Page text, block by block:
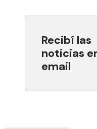
Recibí las
noticias
email